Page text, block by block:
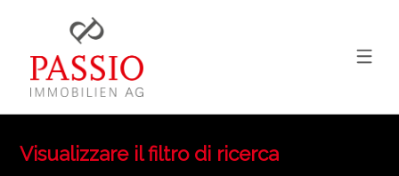
Visualizzare il filtro di ricerca